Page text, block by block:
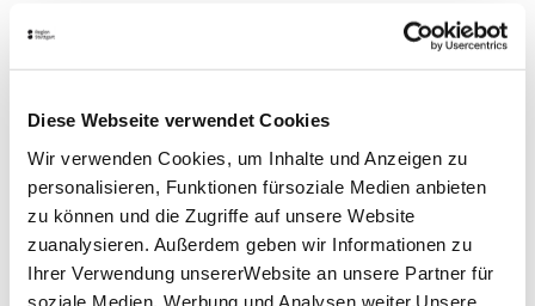
Diese Webseite verwendet Cookies
Wir verwenden Cookies, um Inhalte und Anzeigen zu
personalisieren, Funktionen fürsoziale Medien anbieten
zu können und die Zugriffe auf unsere Website
zuanalysieren. Außerdem geben wir Informationen zu
Ihrer Verwendung unsererWebsite an unsere Partner für
soziale Medien, Werbung und Analysen weiter.Unsere
Graphik-Kabinett Backnang
71522 Backnang
Telefon:+49 (0)7191 894 477
Mail:galerie-der-stadt@backnang.de
Website:www.galerie-der-stadt-backnang.de
Planen Sie Ihre Anreise